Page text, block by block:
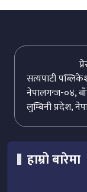
सत्यपाटी
नेपालगन्ज-०४,
लुम्बिनी प्रदेश,
हाम्रो बारेमा